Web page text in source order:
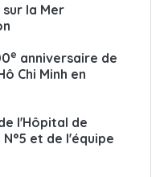
la Mer
e anniversaire de
Chi Minh en
l'Hôpital de
et de l'équipe